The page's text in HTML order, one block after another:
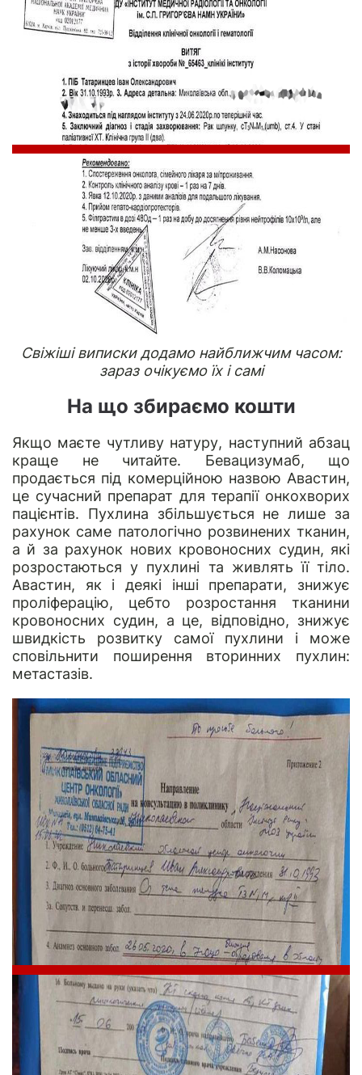
Свіжіші виписки додамо найближчим часом:
зараз очікуємо їх і самі
На що збираємо кошти
Якщо маєте чутливу натуру, наступний абзац
краще не читайте. Бевацизумаб, що
продається під комерційною назвою Авастин,
це сучасний препарат для терапії онкохворих
пацієнтів. Пухлина збільшується не лише за
рахунок саме патологічно розвинених тканин,
а й за рахунок нових кровоносних судин, які
розростаються у пухлині та живлять її тіло.
Авастин, як і деякі інші препарати, знижує
проліферацію, цебто розростання тканини
кровоносних судин, а це, відповідно, знижує
швидкість розвитку самої пухлини і може
сповільнити поширення вторинних пухлин:
метастазів.